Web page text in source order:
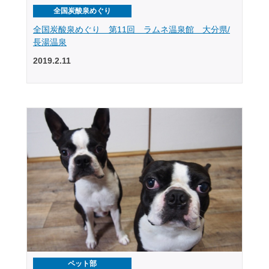
全国炭酸泉めぐり
全国炭酸泉めぐり 第11回 ラムネ温泉館 大分県/
長湯温泉
2019.2.11
ペット部